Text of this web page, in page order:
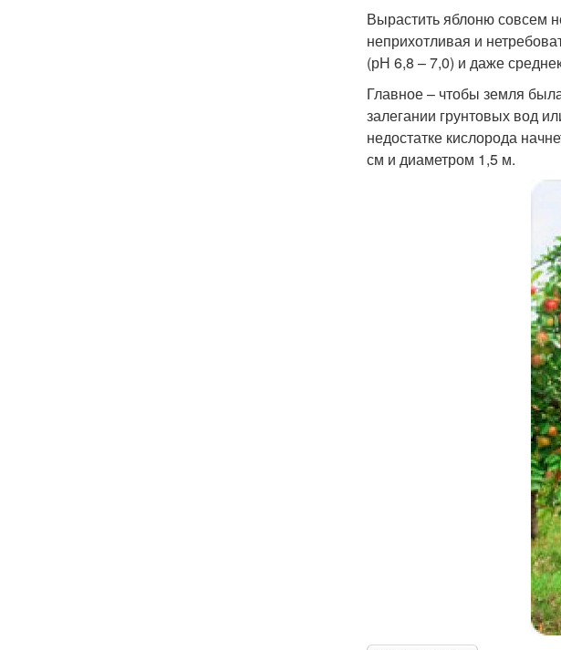
Вырастить яблоню совсем
неприхотливая и
(рН 6,8 – 7,0) и даже
Главное – чтобы земля
залегании грунтовых вод
недостатке кислорода
см и диаметром 1,5 м.